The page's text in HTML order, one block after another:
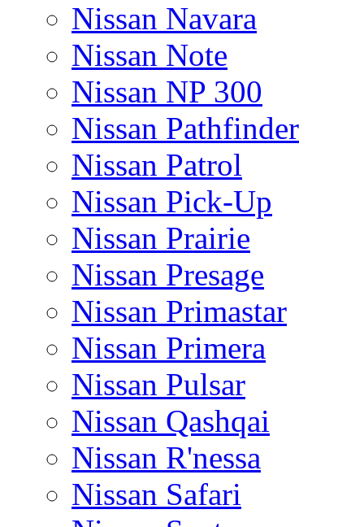
Nissan Navara
Nissan Note
Nissan NP 300
Nissan Pathfinder
Nissan Patrol
Nissan Pick-Up
Nissan Prairie
Nissan Presage
Nissan Primastar
Nissan Primera
Nissan Pulsar
Nissan Qashqai
Nissan R'nessa
Nissan Safari